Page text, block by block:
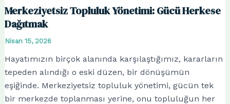
Merkeziyetsiz Topluluk Yönetimi: Gücü Herkese
Dağıtmak
Nisan 15, 2026
Hayatımızın birçok alanında karşılaştığımız, kararların
tepeden alındığı o eski düzen, bir dönüşümün
eşiğinde. Merkeziyetsiz topluluk yönetimi, gücün tek
bir merkezde toplanması yerine, onu topluluğun her